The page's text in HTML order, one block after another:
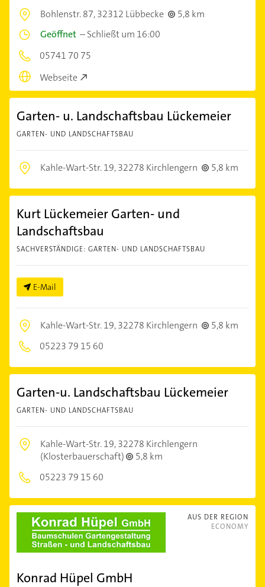
Bohlenstr. 87,32312 Lübbecke
5,8 km
Geöffnet –Schließt um 16:00
05741 70 75
Webseite
Garten- u. Landschaftsbau Lückemeier
GARTEN- UND LANDSCHAFTSBAU
Kahle-Wart-Str. 19,32278 Kirchlengern 5,8 km
Kurt Lückemeier Garten- und
Landschaftsbau
SACHVERSTÄNDIGE: GARTEN- UND LANDSCHAFTSBAU
E-Mail
Kahle-Wart-Str. 19,32278 Kirchlengern
5,8 km
05223 79 15 60
Garten-u. Landschaftsbau Lückemeier
GARTEN- UND LANDSCHAFTSBAU
Kahle-Wart-Str. 19,32278 Kirchlengern
(Klosterbauerschaft)
5,8 km
05223 79 15 60
AUS DER REGION
ECONOMY
Konrad Hüpel GmbH